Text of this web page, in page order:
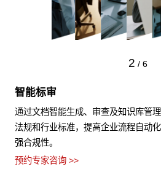
2 / 6
智能标审
通过文档智能生成、审查及知识库管
法规和行业标准，提高企业流程自动
强合规性。
预约专家咨询 >>